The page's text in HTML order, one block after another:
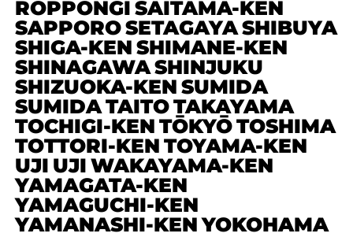
ROPPONGI SAITAMA-KEN
SAPPOROSETAGAYASHIBUYA
SHIGA-KEN SHIMANE-KEN
SHINAGAWASHINJUKU
SHIZUOKA-KEN SUMIDA
SUMIDATAITOTAKAYAMA
TOCHIGI-KEN TŌKYŌTOSHIMA
TOTTORI-KEN TOYAMA-KEN
UJI UJI WAKAYAMA-KEN
YAMAGATA-KEN
YAMAGUCHI-KEN
YAMANASHI-KENYOKOHAMA